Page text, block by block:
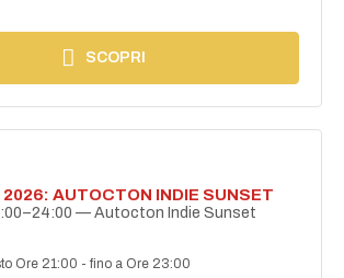
SCOPRI
2026: AUTOCTON INDIE SUNSET
— Autocton Indie Sunset
Ore 21:00 -fino a Ore 23:00